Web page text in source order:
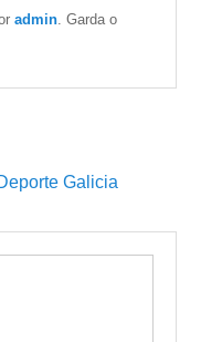
admin . Garda o
Galicia